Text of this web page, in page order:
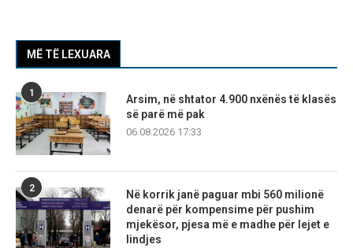
MË TË LEXUARA
1
Arsim, në shtator 4.900 nxënës të klasës
së parë më pak
06.08.2026 17:33
2
Në korrik janë paguar mbi 560 milionë
denarë për kompensime për pushim
mjekësor, pjesa më e madhe për lejet e
lindjes